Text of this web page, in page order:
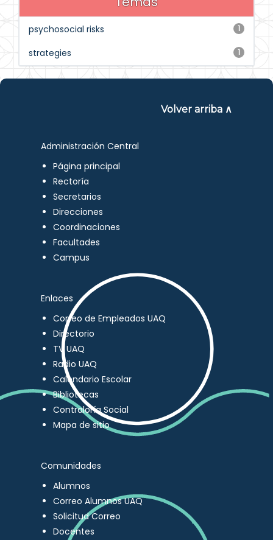
1
psychosocial risks
1
strategies
Volver arriba ∧
Administración Central
Página principal
Rectoría
Secretarios
Direcciones
Coordinaciones
Facultades
Campus
Enlaces
Correo de Empleados UAQ
Directorio
TV UAQ
Radio UAQ
Calendario Escolar
Bibliotecas
Contraloría Social
Mapa de sitio
Comunidades
Alumnos
Correo Alumnos UAQ
Solicitud Correo
Docentes